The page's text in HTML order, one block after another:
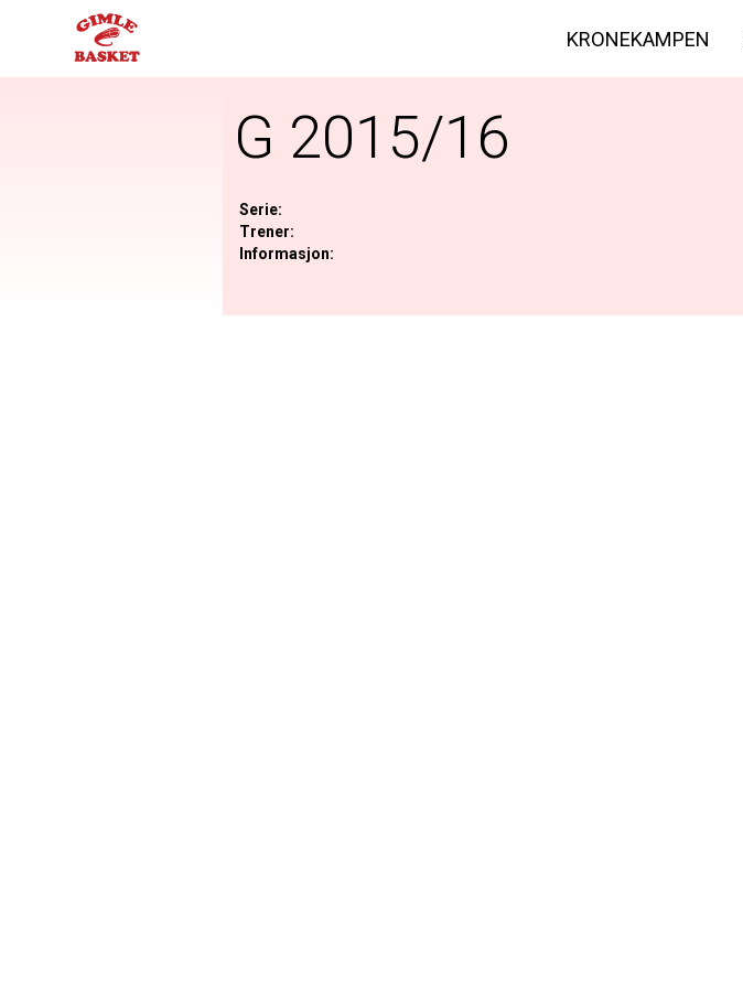
KRONEKAMPEN
G 2015/16
Serie:
Trener:
Informasjon: